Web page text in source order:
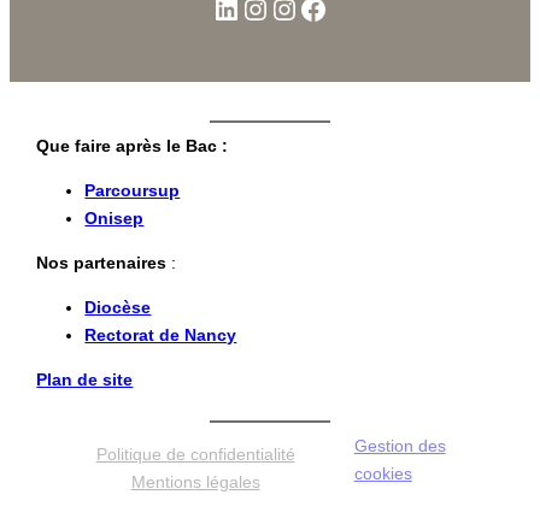
Que faire après le Bac :
Parcoursup
Onisep
Nos partenaires :
Diocèse
Rectorat de Nancy
Plan de site
Politique de confidentialité
Mentions légales
Gestion des
cookies